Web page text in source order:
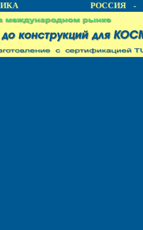
РОССИЯ -